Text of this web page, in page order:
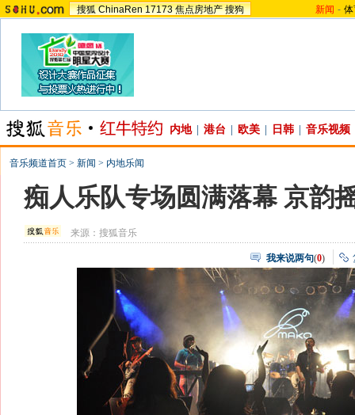
搜狐 ChinaRen 17173 焦点房地产 搜狗 新闻 -
内地 港台 欧美 日韩 音乐视频
音乐频道首页 > 新闻 > 内地乐闻
痴人乐队专场圆满落幕 京韵
来源：搜狐音乐
我来说两句(0)